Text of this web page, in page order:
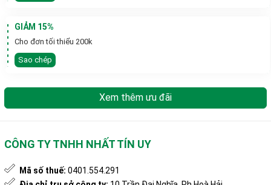
GIẢM 15%
Cho đơn tối thiểu 200k
Sao chép
Xem thêm ưu đãi
CÔNG TY TNHH NHẤT TÍN UY
Mã số thuế: 0401.554.291